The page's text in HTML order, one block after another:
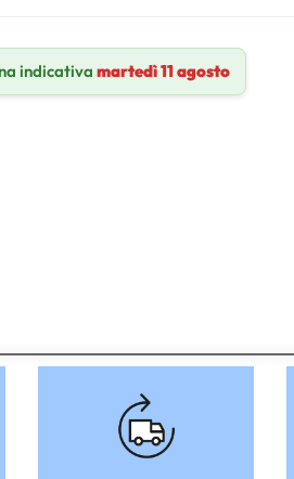
indicativa martedì 11 agosto